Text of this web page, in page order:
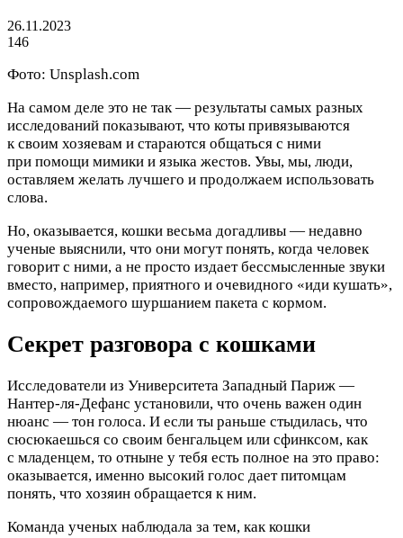
26.11.2023
146
Фото: Unsplash.com
На самом деле это не так — результаты самых разных
исследований показывают, что коты привязываются
к своим хозяевам и стараются общаться с ними
при помощи мимики и языка жестов. Увы, мы, люди,
оставляем желать лучшего и продолжаем использовать
слова.
Но, оказывается, кошки весьма догадливы — недавно
ученые выяснили, что они могут понять, когда человек
говорит с ними, а не просто издает бессмысленные звуки
вместо, например, приятного и очевидного «иди кушать»,
сопровождаемого шуршанием пакета с кормом.
Секрет разговора с кошками
Исследователи из Университета Западный Париж —
Нантер-ля-Дефанс установили, что очень важен один
нюанс — тон голоса. И если ты раньше стыдилась, что
сюсюкаешься со своим бенгальцем или сфинксом, как
с младенцем, то отныне у тебя есть полное на это право:
оказывается, именно высокий голос дает питомцам
понять, что хозяин обращается к ним.
Команда ученых наблюдала за тем, как кошки